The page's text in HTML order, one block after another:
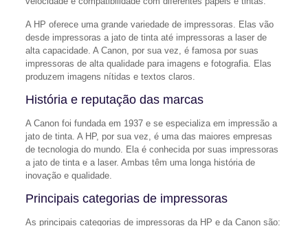
A HP oferece uma grande variedade de impressoras. Elas vão
desde impressoras a jato de tinta até impressoras a laser de
alta capacidade. A Canon, por sua vez, é famosa por suas
impressoras de alta qualidade para imagens e fotografia. Elas
produzem imagens nítidas e textos claros.
História e reputação das marcas
A Canon foi fundada em 1937 e se especializa em impressão a
jato de tinta. A HP, por sua vez, é uma das maiores empresas
de tecnologia do mundo. Ela é conhecida por suas impressoras
a jato de tinta e a laser. Ambas têm uma longa história de
inovação e qualidade.
Principais categorias de impressoras
As principais categorias de impressoras da HP e da Canon são: